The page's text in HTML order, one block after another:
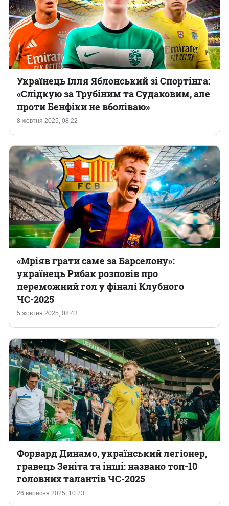
8 жовтня 2025, 08:22
Українець Ілля Яблонський зі Спортінга:
«Слідкую за Трубіним та Судаковим, але
проти Бенфіки не вболіваю»
5 жовтня 2025, 08:43
«Мріяв грати саме за Барселону»:
українець Рибак розповів про
переможний гол у фіналі Клубного
ЧС-2025
26 вересня 2025, 10:23
Форвард Динамо, український легіонер,
гравець Зеніта та інші: названо топ-10
головних талантів ЧС-2025